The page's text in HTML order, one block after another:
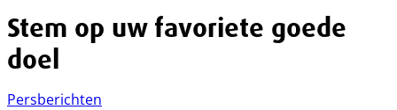
Stem op uw favoriete goede
doel
Persberichten